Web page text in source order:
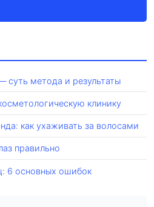
суть метода и результаты
клинику
как ухаживать за волосами
правильно
6 основных ошибок